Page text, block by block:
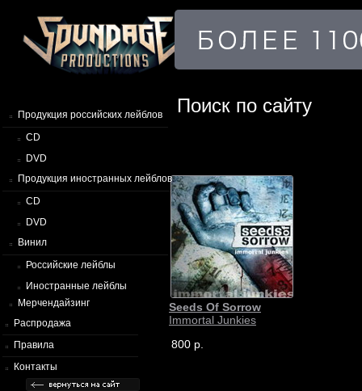
Продукция российских лейблов
CD
DVD
Продукция иностранных лейблов
CD
DVD
Винил
Российские лейблы
Иностранные лейблы
Мерчендайзинг
Распродажа
Правила
Контакты
Поиск по сайту
Seeds Of Sorrow
Immortal Junkies
800 р.